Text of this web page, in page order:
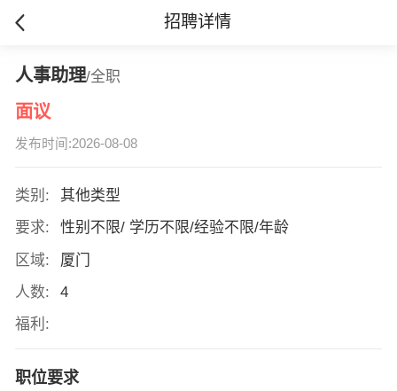
招聘详情
人事助理/全职
面议
发布时间:2026-08-08
类别:
其他类型
要求:
性别不限/ 学历不限/经验不限/年龄
区域:
厦门
人数:
4
福利:
职位要求